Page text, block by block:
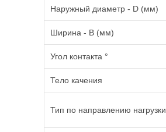
Наружный диаметр - D (мм)
Ширина - B (мм)
Угол контакта °
Тело качения
Тип по направлению нагрузки